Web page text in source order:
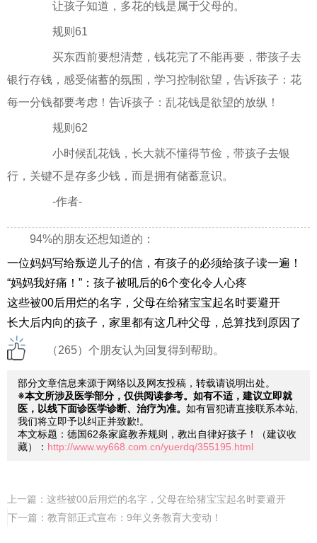
让孩子知道，多花的钱是属于父母的。
规则61
买东西前要想清楚，钱花完了不能再要，带孩子去
银行存钱，感受储蓄的氛围，学习控制欲望，告诉孩子：花
每一分钱都要考虑！告诉孩子：乱花钱是欲望的放纵！
规则62
小时候乱花钱，长大就不懂得节俭，带孩子去银
行，关键不是存多少钱，而是拥有储蓄意识。
-作者-
94%的朋友还想知道的：
一位妈妈写给叛逆儿子的信，有孩子的必须给孩子读一遍！
“妈妈我好痛！”：孩子被吼后的6个变化令人心疼
这些被00后用烂的名字，父母在给猪宝宝起名时要避开
长大后内向的孩子，家里都有这几种父母，总算找到原因了
（265）个朋友认为回复得到帮助。
部分文章信息来源于网络以及网友投稿，转载请说明出处。
※本文所涉及医学部分，仅供阅读参考。如有不适，建议立即就
医，以线下面诊医学诊断、治疗为准。 如有冒犯请直接联系本站,
我们将立即予以纠正并致歉!。
本文标题：德国62条家庭教养规则，教出自律好孩子！（建议收
藏）： http://www.wy668.com.cn/yuerdq/355195.html
上一篇： 这些被00后用烂的名字，父母在给猪宝宝起名时要避开
下一篇： 教育部正式宣布：9年义务教育大变动！